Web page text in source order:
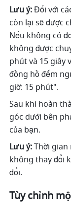
Lưu ý: Đối với
còn lại sẽ được
Nếu không có
không được
phút và 15 giây
đồng hồ đếm
giờ: 15 phút".
Sau khi hoàn
góc dưới bên
của bạn.
Lưu ý: Thời gian
không thay đổi
đổi.
Tùy chỉnh